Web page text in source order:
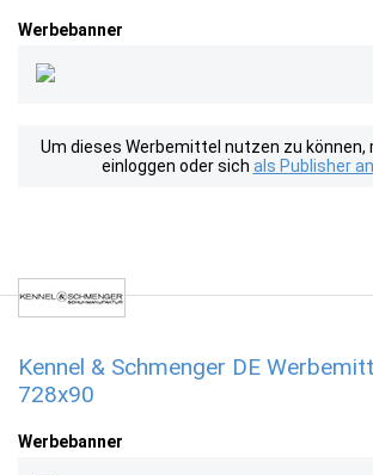
Werbebanner
Um dieses Werbemittel nutzen zu können,
einloggen oder sich als Publisher
Kennel & Schmenger DE
728x90
Werbebanner